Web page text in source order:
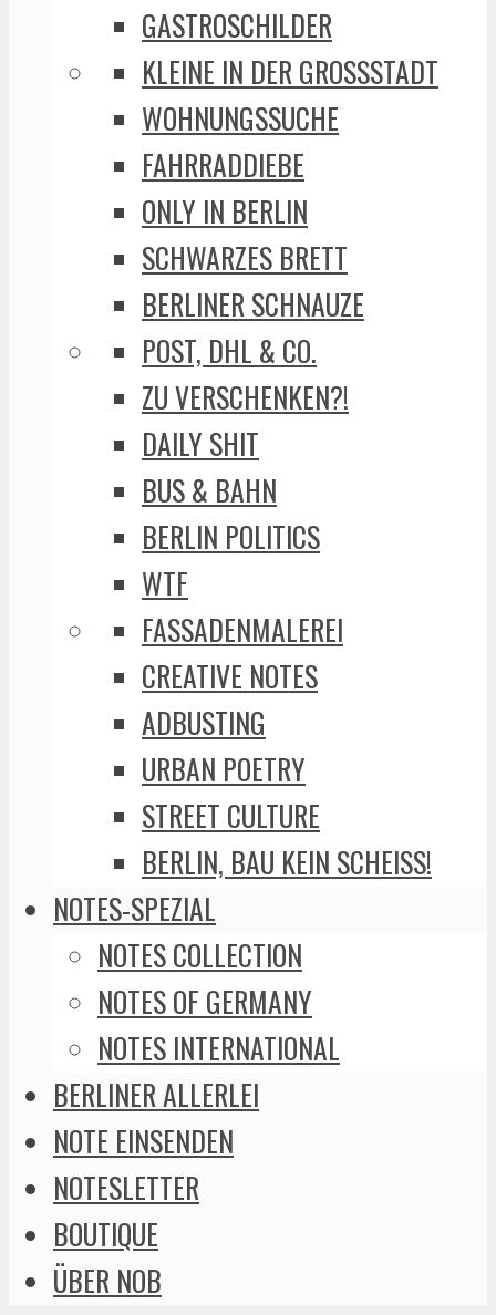
GASTROSCHILDER
KLEINE IN DER GROSSSTADT
WOHNUNGSSUCHE
FAHRRADDIEBE
ONLY IN BERLIN
SCHWARZES BRETT
BERLINER SCHNAUZE
POST, DHL & CO.
ZU VERSCHENKEN?!
DAILY SHIT
BUS & BAHN
BERLIN POLITICS
WTF
FASSADENMALEREI
CREATIVE NOTES
ADBUSTING
URBAN POETRY
STREET CULTURE
BERLIN, BAU KEIN SCHEISS!
NOTES-SPEZIAL
NOTES COLLECTION
NOTES OF GERMANY
NOTES INTERNATIONAL
BERLINER ALLERLEI
NOTE EINSENDEN
NOTESLETTER
BOUTIQUE
ÜBER NOB